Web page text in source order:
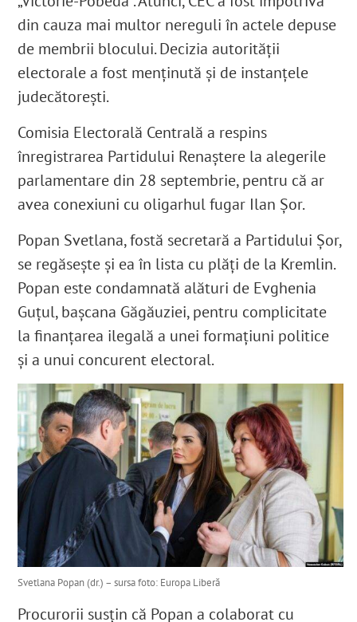
din cauza mai multor nereguli în actele depuse
de membrii blocului. Decizia autorității
electorale a fost menținută și de instanțele
judecătorești.
Comisia Electorală Centrală a respins
înregistrarea Partidului Renaștere la alegerile
parlamentare din 28 septembrie, pentru că ar
avea conexiuni cu oligarhul fugar Ilan Șor.
Popan Svetlana, fostă secretară a Partidului Șor,
se regăsește și ea în lista cu plăți de la Kremlin.
Popan este condamnată alături de Evghenia
Guțul, bașcana Găgăuziei, pentru complicitate
la finanțarea ilegală a unei formațiuni politice
și a unui concurent electoral.
Svetlana Popan (dr.) – sursa foto: Europa Liberă
Procurorii susțin că Popan a colaborat cu